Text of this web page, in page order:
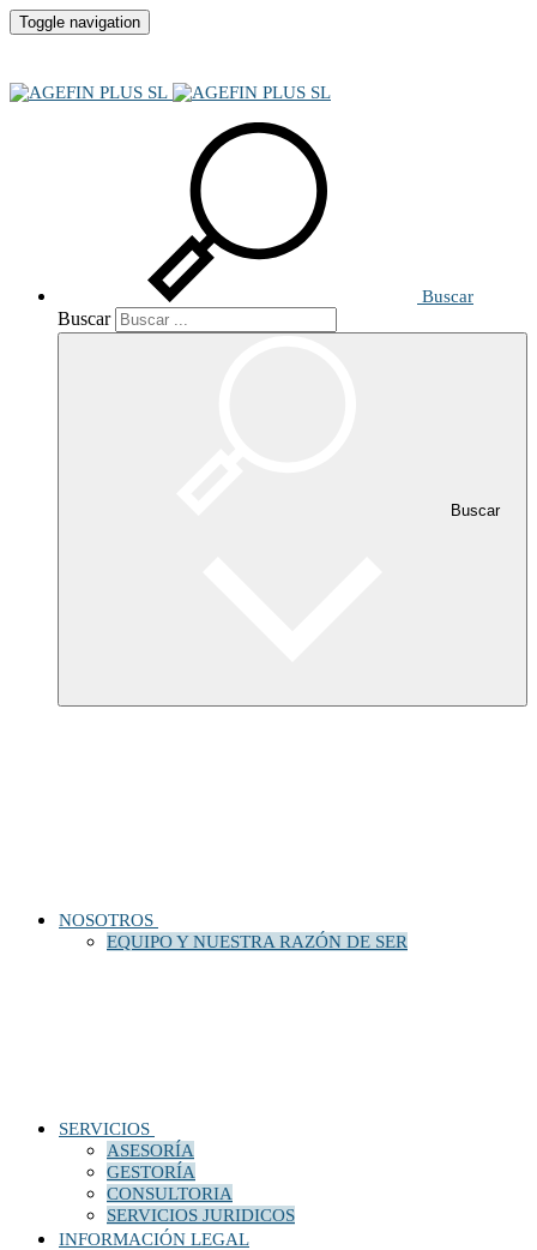
Toggle navigation
Buscar
Buscar
Buscar
NOSOTROS
EQUIPO Y NUESTRA RAZÓN DE SER
SERVICIOS
ASESORÍA
GESTORÍA
CONSULTORIA
SERVICIOS JURIDICOS
INFORMACIÓN LEGAL